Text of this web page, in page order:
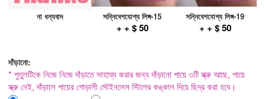
না ধন্যবাদ সন্নিবেশযোগ্য লিঙ্গ-15
+ + $ 50
সন্নিবেশযোগ্য লিঙ্গ-19
+ + $ 50
দাঁড়ানো:
* পুতুলটিকে নিজে নিজে দাঁড়াতে সাহায্য করার জন্য দাঁড়ানো পায়ে ৩টি স্ক্রু আছে, পায়ে
স্ক্রু নেই, দাঁড়ালে পায়ের গোড়ালী স্টেইনলেস স্টিলের কঙ্কাল দিয়ে ছিদ্র করা হবে।